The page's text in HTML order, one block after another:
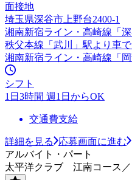
面接地
埼玉県深谷市上野台2400-1
湘南新宿ライン・高崎線「
秩父本線「武川」駅より車で
湘南新宿ライン・高崎線「
シフト
1日3時間 週1日からOK
交通費支給
詳細を見る
応募画面に進む
アルバイト・パート
太平洋クラブ 江南コース